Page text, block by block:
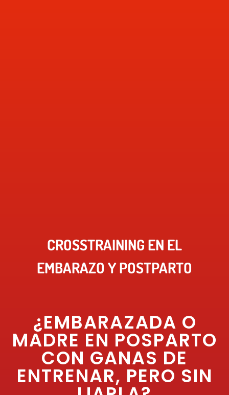
CROSSTRAINING EN EL
EMBARAZO Y POSTPARTO
¿EMBARAZADA O
MADRE EN POSPARTO
CON GANAS DE
ENTRENAR, PERO SIN